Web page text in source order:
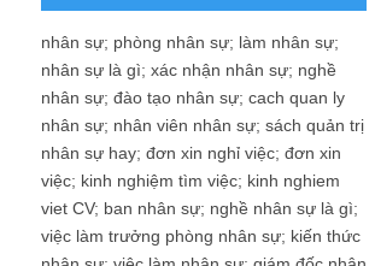
nhân sự; phòng nhân sự; làm nhân sự;
nhân sự là gì; xác nhận nhân sự; nghề
nhân sự; đào tạo nhân sự; cach quan ly
nhân sự; nhân viên nhân sự; sách quản trị
nhân sự hay; đơn xin nghỉ việc; đơn xin
việc; kinh nghiệm tìm việc; kinh nghiem
viet CV; ban nhân sự; nghề nhân sự là gì;
việc làm trưởng phòng nhân sự; kiến thức